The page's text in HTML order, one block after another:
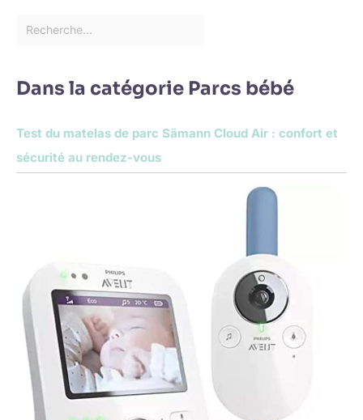
Dans la catégorie Parcs bébé
Test du matelas de parc Sämann Cloud Air : confort et
sécurité au rendez-vous